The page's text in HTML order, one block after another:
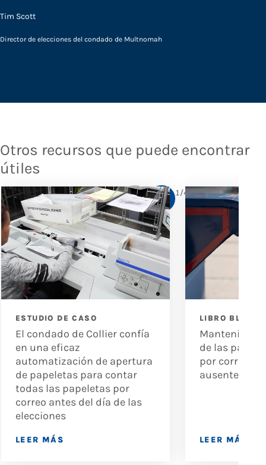
Tim Scott
Director de elecciones del condado de Multnomah
Otros recursos que puede encontrar
útiles
ESTUDIO DE CASO
El condado de Collier confía
en una eficaz
automatización de apertura
de papeletas para contar
todas las papeletas por
correo antes del día de las
elecciones
LEER MÁS
LIBRO BLANCO
de las
por correo y
ausentes
LEER MÁS
1/4